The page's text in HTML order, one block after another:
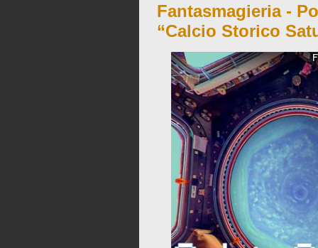
Fantasmagieria -
“Calcio Storico